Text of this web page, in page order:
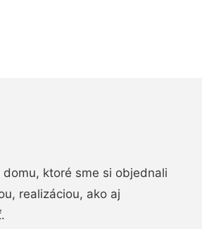
ktoré sme si objednali
realizáciou, ako aj